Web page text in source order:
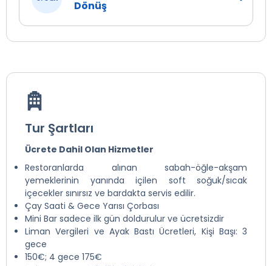
Dönüş
Tur Şartları
Ücrete Dahil Olan Hizmetler
Restoranlarda alınan sabah-öğle-akşam
yemeklerinin yanında içilen soft soğuk/sıcak
içecekler sınırsız ve bardakta servis edilir.
Çay Saati & Gece Yarısı Çorbası
Mini Bar sadece ilk gün doldurulur ve ücretsizdir
Liman Vergileri ve Ayak Bastı Ücretleri, Kişi Başı: 3
gece
150€; 4 gece 175€